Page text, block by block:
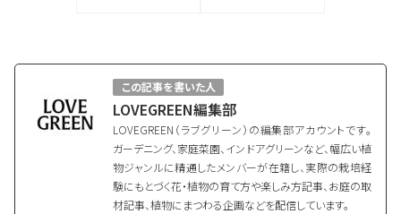
この記事を書いた人
LOVEGREEN編集部
LOVEGREEN（ラブグリーン）の編集部アカウントです。
ガーデニング、家庭菜園、インドアグリーンなど、幅広い植
物ジャンルに精通したメンバーが在籍し、実際の栽培経
験にもとづく花・植物の育て方や楽しみ方記事、お庭の取
材記事、植物にまつわる企画などを配信しています。